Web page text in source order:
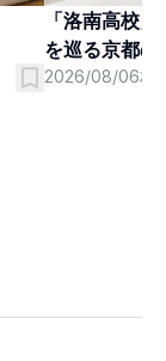
「洛南高校
を巡る京都
2026/08/06村